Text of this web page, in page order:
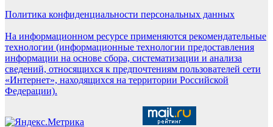
Политика конфиденциальности персональных данных
На информационном ресурсе применяются рекомендательные
технологии (информационные технологии предоставления
информации на основе сбора, систематизации и анализа
сведений, относящихся к предпочтениям пользователей сети
«Интернет», находящихся на территории Российской
Федерации).